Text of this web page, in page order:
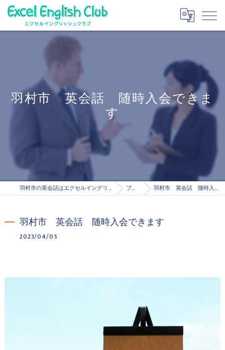
羽村市 英会話 随時入会できま
す
羽村市の英会話はエクセルイングリッシュクラブ ブログ 羽村市 英会話 随時入会できます
羽村市 英会話 随時入会できます
2023/04/05